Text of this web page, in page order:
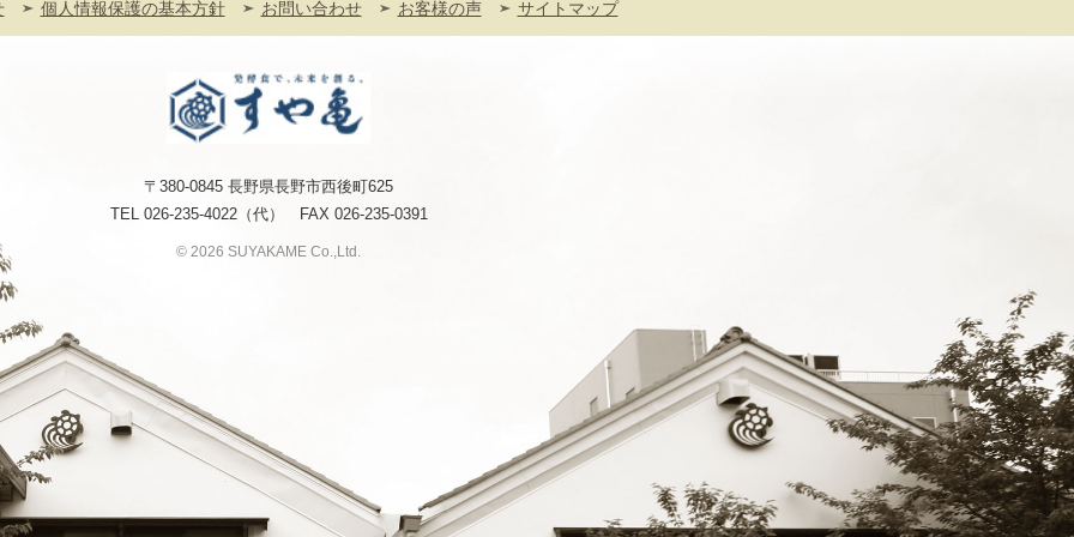
個人情報保護の基本方針 お問い合わせ お客様の声 サイトマップ
〒380-0845 長野県長野市西後町625
TEL 026-235-4022（代） FAX 026-235-0391
© 2026 SUYAKAME Co.,Ltd.